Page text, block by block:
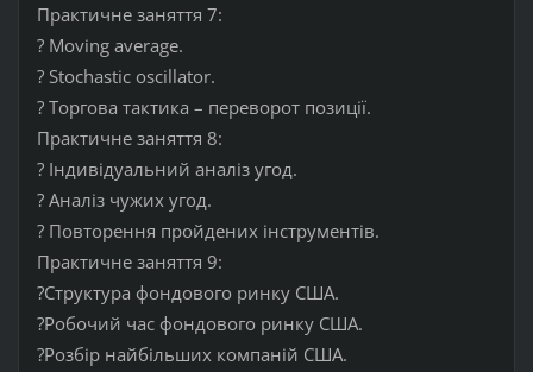
Практичне заняття 7:
? Moving average.
? Stochastic oscillator.
? Торгова тактика – переворот позиції.
Практичне заняття 8:
? Індивідуальний аналіз угод.
? Аналіз чужих угод.
? Повторення пройдених інструментів.
Практичне заняття 9:
?Структура фондового ринку США.
?Робочий час фондового ринку США.
?Розбір найбільших компаній США.